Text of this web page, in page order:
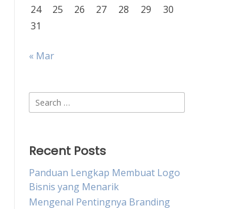
24
25 26 27 28 29
30
31
« Mar
Search
for:
Recent Posts
Panduan Lengkap Membuat Logo
Bisnis yang Menarik
Mengenal Pentingnya Branding